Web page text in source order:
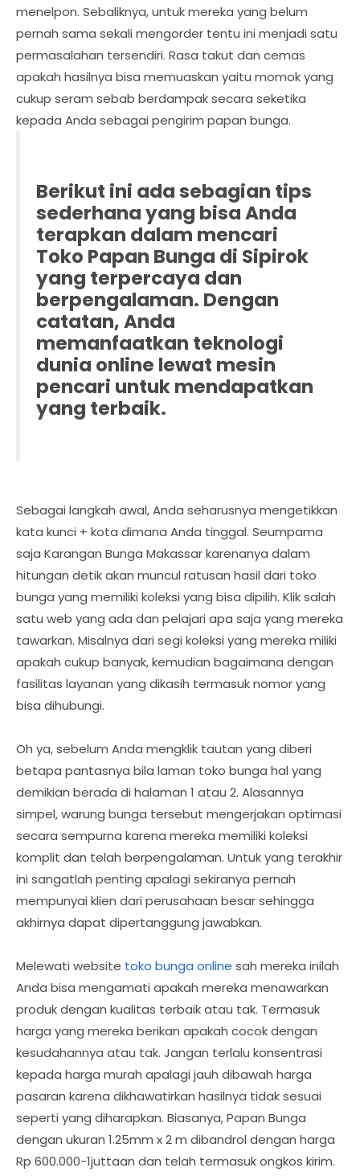
menelpon. Sebaliknya, untuk mereka yang belum
pernah sama sekali mengorder tentu ini menjadi satu
permasalahan tersendiri. Rasa takut dan cemas
apakah hasilnya bisa memuaskan yaitu momok yang
cukup seram sebab berdampak secara seketika
kepada Anda sebagai pengirim papan bunga.
Berikut ini ada sebagian tips
sederhana yang bisa Anda
terapkan dalam mencari
Toko Papan Bunga di Sipirok
yang terpercaya dan
berpengalaman. Dengan
catatan, Anda
memanfaatkan teknologi
dunia online lewat mesin
pencari untuk mendapatkan
yang terbaik.
Sebagai langkah awal, Anda seharusnya mengetikkan
kata kunci + kota dimana Anda tinggal. Seumpama
saja Karangan Bunga Makassar karenanya dalam
hitungan detik akan muncul ratusan hasil dari toko
bunga yang memiliki koleksi yang bisa dipilih. Klik salah
satu web yang ada dan pelajari apa saja yang mereka
tawarkan. Misalnya dari segi koleksi yang mereka miliki
apakah cukup banyak, kemudian bagaimana dengan
fasilitas layanan yang dikasih termasuk nomor yang
bisa dihubungi.
Oh ya, sebelum Anda mengklik tautan yang diberi
betapa pantasnya bila laman toko bunga hal yang
demikian berada di halaman 1 atau 2. Alasannya
simpel, warung bunga tersebut mengerjakan optimasi
secara sempurna karena mereka memiliki koleksi
komplit dan telah berpengalaman. Untuk yang terakhir
ini sangatlah penting apalagi sekiranya pernah
mempunyai klien dari perusahaan besar sehingga
akhirnya dapat dipertanggung jawabkan.
Melewati website toko bunga online sah mereka inilah
Anda bisa mengamati apakah mereka menawarkan
produk dengan kualitas terbaik atau tak. Termasuk
harga yang mereka berikan apakah cocok dengan
kesudahannya atau tak. Jangan terlalu konsentrasi
kepada harga murah apalagi jauh dibawah harga
pasaran karena dikhawatirkan hasilnya tidak sesuai
seperti yang diharapkan. Biasanya, Papan Bunga
dengan ukuran 1.25mm x 2 m dibandrol dengan harga
Rp 600.000-1juttaan dan telah termasuk ongkos kirim.